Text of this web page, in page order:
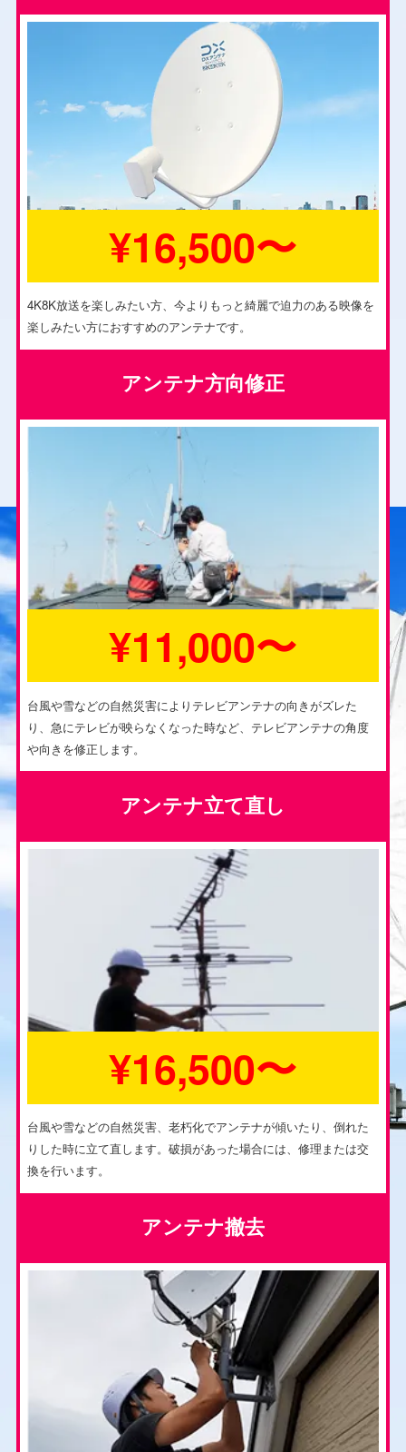
¥16,500〜
4K8K放送を楽しみたい方、今よりもっと綺麗で迫力のある映像を
楽しみたい方におすすめのアンテナです。
アンテナ方向修正
¥11,000〜
台風や雪などの自然災害によりテレビアンテナの向きがズレた
り、急にテレビが映らなくなった時など、テレビアンテナの角度
や向きを修正します。
アンテナ立て直し
¥16,500〜
台風や雪などの自然災害、老朽化でアンテナが傾いたり、倒れた
りした時に立て直します。破損があった場合には、修理または交
換を行います。
アンテナ撤去